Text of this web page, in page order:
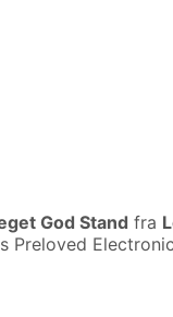
God Stand fra
Preloved